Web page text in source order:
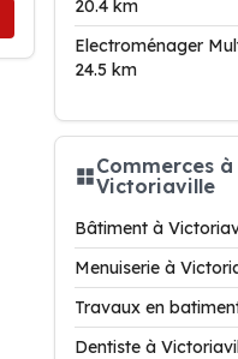
20.4 km
Electroménager
24.5 km
Commerces à
Victoriaville
Bâtiment à
Menuiserie à
Travaux en
Dentiste à